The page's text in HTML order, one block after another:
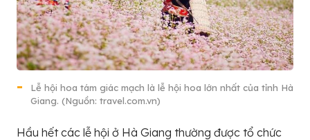
Lễ hội hoa tám giác mạch là lễ hội hoa lớn nhất của tỉnh Hà
Giang. (Nguồn: travel.com.vn)
Hầu hết các lễ hội ở Hà Giang thường được tổ chức